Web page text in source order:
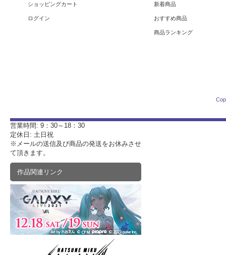
ショッピングカート
ログイン
新着商品
おすすめ商品
商品ランキング
営業時間: 9：30～18：30
定休日: 土日祝
※メールの送信及び商品の発送をお休みさせ
て頂きます。
作品関連リンク